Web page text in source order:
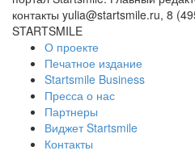
контакты yulia@startsmile.ru, 8
STARTSMILE
О проекте
Печатное издание
Startsmile Business
Пресса о нас
Партнеры
Виджет Startsmile
Контакты